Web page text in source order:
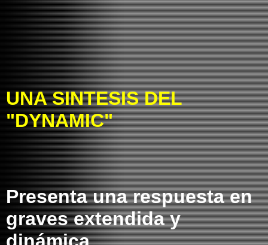
UNA SINTESIS DEL
"DYNAMIC"
Presenta una respuesta en
graves extendida y